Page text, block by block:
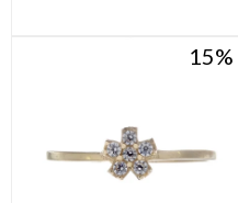
15